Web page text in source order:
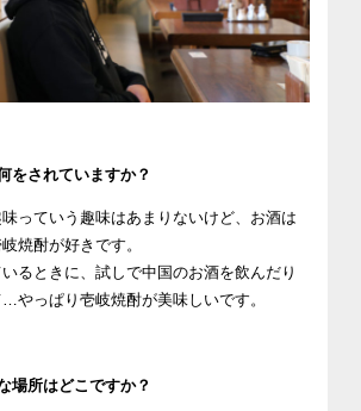
されていますか？
っていう趣味はあまりないけど、お酒は
焼酎が好きです。
るときに、試しで中国のお酒を飲んだり
やっぱり壱岐焼酎が美味しいです。
所はどこですか？